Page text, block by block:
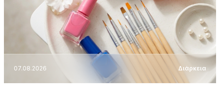
07.08.2026 Διάρκεια